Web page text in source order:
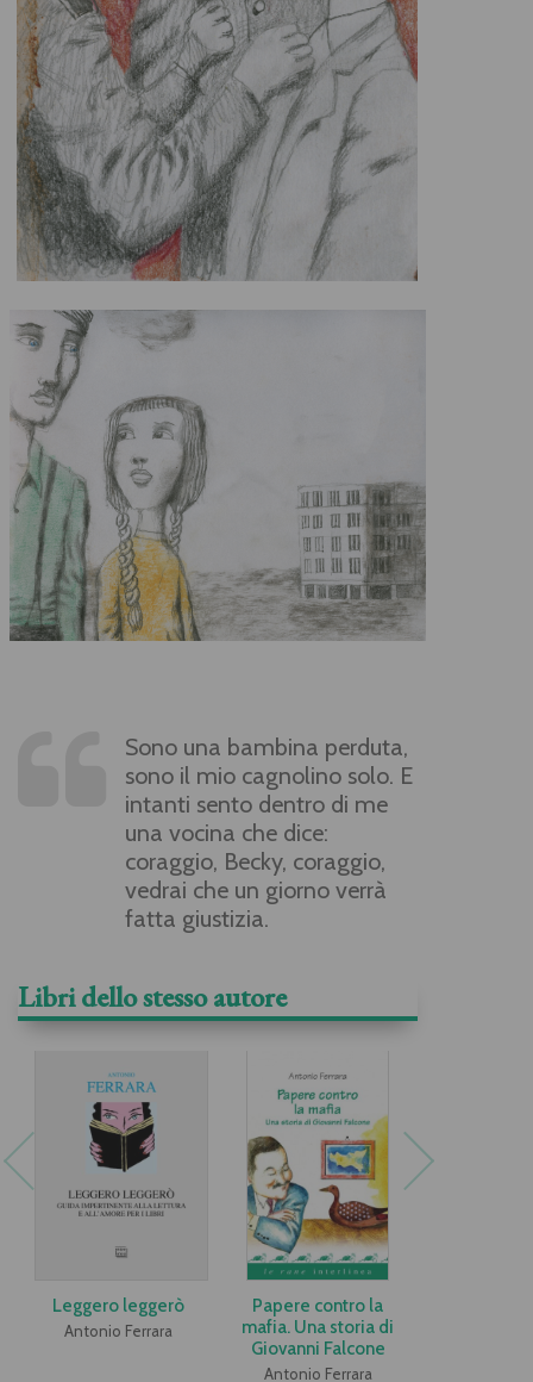
Sono una bambina perduta,
sono il mio cagnolino solo. E
intanti sento dentro di me
una vocina che dice:
coraggio, Becky, coraggio,
vedrai che un giorno verrà
fatta giustizia.
Libri dello stesso autore
Leggero leggerò
Antonio Ferrara
Papere contro la
mafia. Una storia di
Giovanni Falcone
Antonio Ferrara